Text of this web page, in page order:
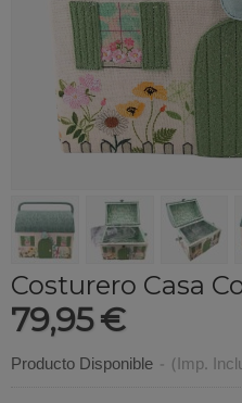
Costurero Casa
79,95 €
Producto Disponible - (Imp.